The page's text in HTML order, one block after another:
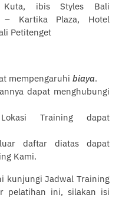
ibis Styles Bali
– Kartika Plaza, Hotel
Petitenget
mempengaruhi biaya.
dapat menghubungi
Training dapat
daftar diatas dapat
Kami.
kunjungi Jadwal Training
pelatihan ini, silakan isi